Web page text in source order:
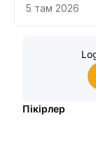
5 там 2026
Пікірлер